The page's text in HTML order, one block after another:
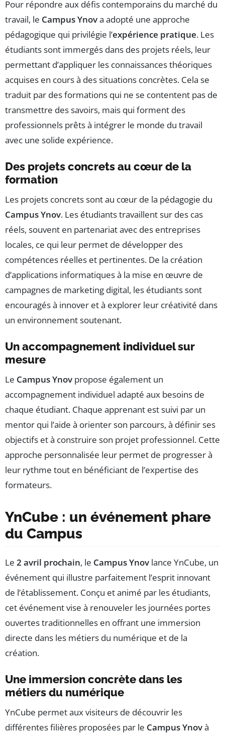
Pour répondre aux défis contemporains du marché du
travail, le Campus Ynova adopté une approche
pédagogique qui privilégie l’expérience pratique. Les
étudiants sont immergés dans des projets réels, leur
permettant d’appliquer les connaissances théoriques
acquises en cours à des situations concrètes. Cela se
traduit par des formations qui ne se contentent pas de
transmettre des savoirs, mais qui forment des
professionnels prêts à intégrer le monde du travail
avec une solide expérience.
Des projets concrets au cœur de la
formation
Les projets concrets sont au cœur de la pédagogie du
Campus Ynov. Les étudiants travaillent sur des cas
réels, souvent en partenariat avec des entreprises
locales, ce qui leur permet de développer des
compétences réelles et pertinentes. De la création
d’applications informatiques à la mise en œuvre de
campagnes de marketing digital, les étudiants sont
encouragés à innover et à explorer leur créativité dans
un environnement soutenant.
Un accompagnement individuel sur
mesure
Le Campus Ynov propose également un
accompagnement individuel adapté aux besoins de
chaque étudiant. Chaque apprenant est suivi par un
mentor qui l’aide à orienter son parcours, à définir ses
objectifs et à construire son projet professionnel. Cette
approche personnalisée leur permet de progresser à
leur rythme tout en bénéficiant de l’expertise des
formateurs.
YnCube : un événement phare
du Campus
Le 2 avril prochain, le Campus Ynov lance YnCube, un
événement qui illustre parfaitement l’esprit innovant
de l’établissement. Conçu et animé par les étudiants,
cet événement vise à renouveler les journées portes
ouvertes traditionnelles en offrant une immersion
directe dans les métiers du numérique et de la
création.
Une immersion concrète dans les
métiers du numérique
YnCube permet aux visiteurs de découvrir les
différentes filières proposées par le Campus Ynovà